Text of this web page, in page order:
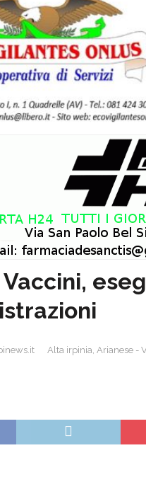
Vaccini,
Alta irpinia, Arianese -